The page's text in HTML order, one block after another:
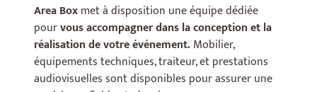
Area Boxmet à disposition une équipe dédiée
pourvous accompagner dans la conception et la
réalisation de votre événement.Mobilier,
équipements techniques, traiteur, et prestations
audiovisuelles sont disponibles pour assurer une